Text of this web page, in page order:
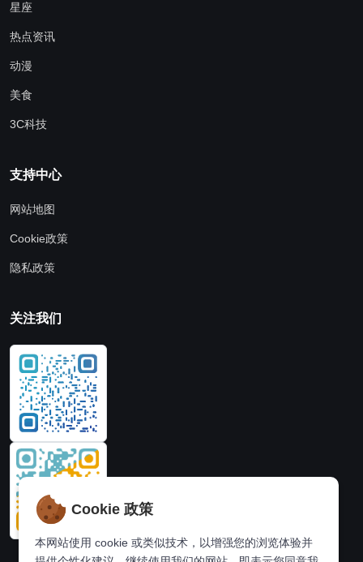
星座
热点资讯
动漫
美食
3C科技
支持中心
网站地图
Cookie政策
隐私政策
关注我们
Cookie 政策
本网站使用 cookie 或类似技术，以增强您的浏览体验并